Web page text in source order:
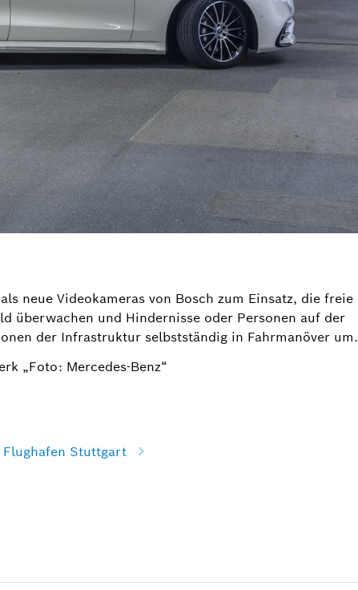
neue Videokameras von Bosch zum Einsatz, die freie
überwachen und Hindernisse oder Personen auf der
der Infrastruktur selbstständig in Fahrmanöver um.
„Foto: Mercedes-Benz“
Stuttgart